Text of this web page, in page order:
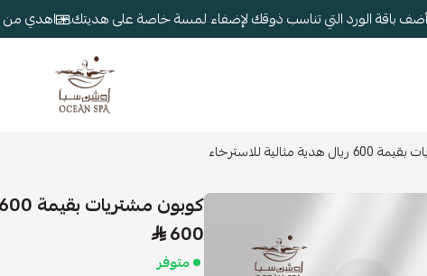
باقة الورد التي تناسب ذوقك لإضفاء لمسة خاصة على هديتك. اهدي من
أوشن سبا
مثالية للاسترخاء
كوبون مشتريات بقيمة 600 ريال هدية مثالية للاسترخاء
600
متوفر